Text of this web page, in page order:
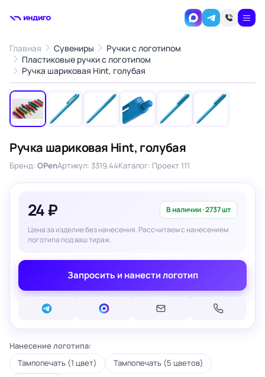
Главная Сувениры
Ручки с логотипом
Пластиковые ручки с логотипом
Ручка шариковая Hint, голубая
‹ ›
Ручка шариковая Hint, голубая
Бренд: OPenАртикул: 3319.44Каталог: Проект 111
24 ₽ В наличии · 2737 шт
Цена за изделие без нанесения. Рассчитаем с нанесением
логотипа под ваш тираж.
Запросить и нанести логотип
Нанесение логотипа:
Тампопечать (1 цвет)
Тампопечать (5 цветов)